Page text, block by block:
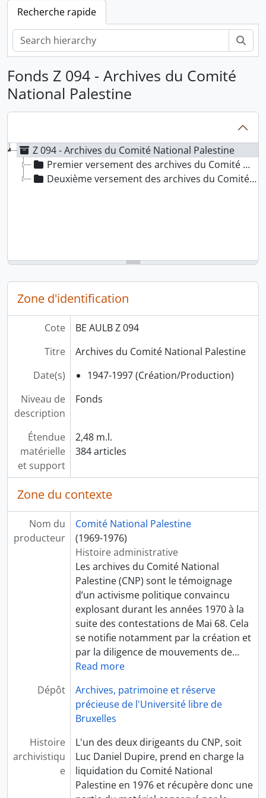
Recherche rapide
Fonds Z 094 - Archives du Comité
National Palestine
Z 094 - Archives du Comité National Palestine
Premier versement des archives du Comité National Palestine
Deuxième versement des archives du Comité National Palestine
Zone d'identification
Cote
BE AULB Z 094
Titre
Archives du Comité National Palestine
Date(s)
1947-1997 (Création/Production)
Niveau de
description
Fonds
Étendue
matérielle
et support
2,48 m.l.
384 articles
Zone du contexte
Nom du
producteur
Comité National Palestine
(1969-1976)
Histoire administrative
Les archives du Comité National
Palestine (CNP) sont le témoignage
d’un activisme politique convaincu
explosant durant les années 1970 à la
suite des contestations de Mai 68. Cela
se notifie notamment par la création et
par la diligence de mouvements de…
Read more
Dépôt
Archives, patrimoine et réserve
précieuse de l'Université libre de
Bruxelles
Histoire
archivistiqu
e
L'un des deux dirigeants du CNP, soit
Luc Daniel Dupire, prend en charge la
liquidation du Comité National
Palestine en 1976 et récupère donc une